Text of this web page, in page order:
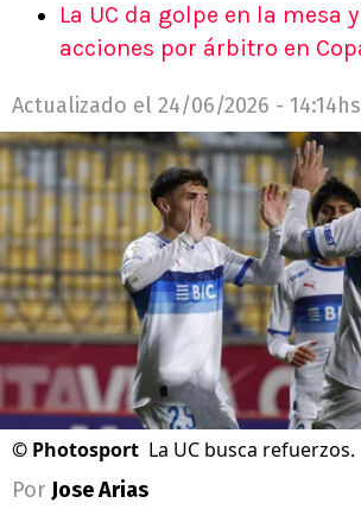
La UC da golpe en la mesa
acciones por árbitro en
Actualizado el 24/06/2026 - 14:14hs
© Photosport La UC busca refuerzos.
Por Jose Arias